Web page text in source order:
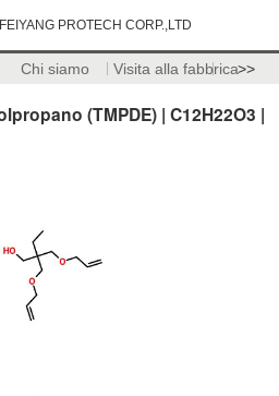
PROTECH CORP.,LTD
Chi siamo Visita alla fabbrica>>
(TMPDE) | C12H22O3 |